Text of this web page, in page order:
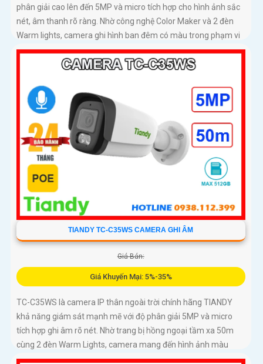
phân giải cao lên đến 5MP và micro tích hợp cho hình ảnh sắc
nét, âm thanh rõ ràng. Nhờ công nghệ Color Maker và 2 đèn
Warm lights, camera ghi hình ban đêm có màu trong phạm vi
15m, kết hợp hồng ngoại 30m linh hoạt
TIANDY TC-C35WS CAMERA GHI ÂM
Giá Bán:
Giá Khuyến Mại: 5%-35%
TC-C35WS là camera IP thân ngoài trời chính hãng TIANDY
khả năng giám sát mạnh mẽ với độ phân giải 5MP và micro
tích hợp ghi âm rõ nét. Nhờ trang bị hồng ngoại tầm xa 50m
cùng 2 đèn Warm Lights, camera mang đến hình ảnh màu
sống động vào ban đêm trong phạm vi 15m